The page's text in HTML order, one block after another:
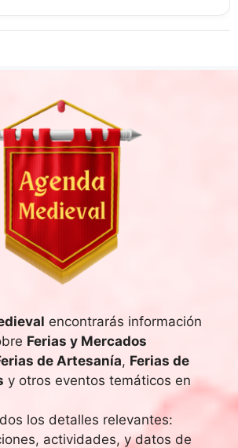
encontrarás información
Ferias y Mercados
de Artesanía, Ferias de
y otros eventos temáticos en
los detalles relevantes:
actividades, y datos de